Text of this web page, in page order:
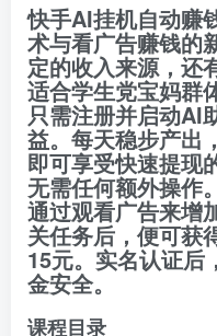
快手AI挂机自动赚
术与看广告赚钱的
定的收入来源，还
适合学生党宝妈群
只需注册并启动AI
益。每天稳步产出
即可享受快速提现
无需任何额外操作
通过观看广告来增
关任务后，便可获
15元。实名认证后
金安全。
课程目录